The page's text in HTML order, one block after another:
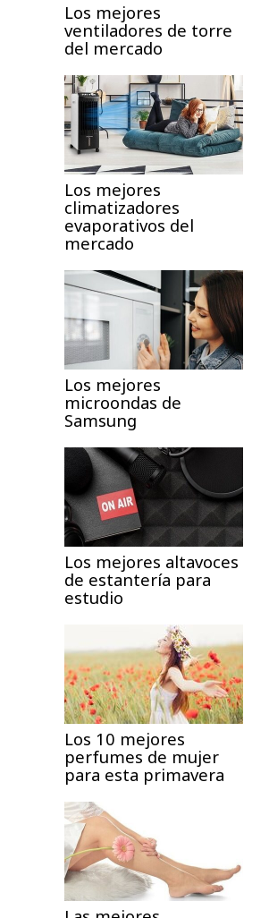
Los mejores
ventiladores de torre
del mercado
Los mejores
climatizadores
evaporativos del
mercado
Los mejores
microondas de
Samsung
Los mejores altavoces
de estantería para
estudio
Los 10 mejores
perfumes de mujer
para esta primavera